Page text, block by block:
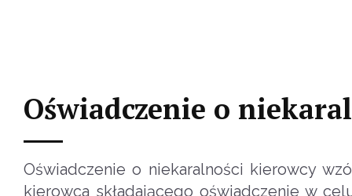
Oświadczenie o
Oświadczenie o niekaralności kierowcy
kierowca składającego oświadczenie w